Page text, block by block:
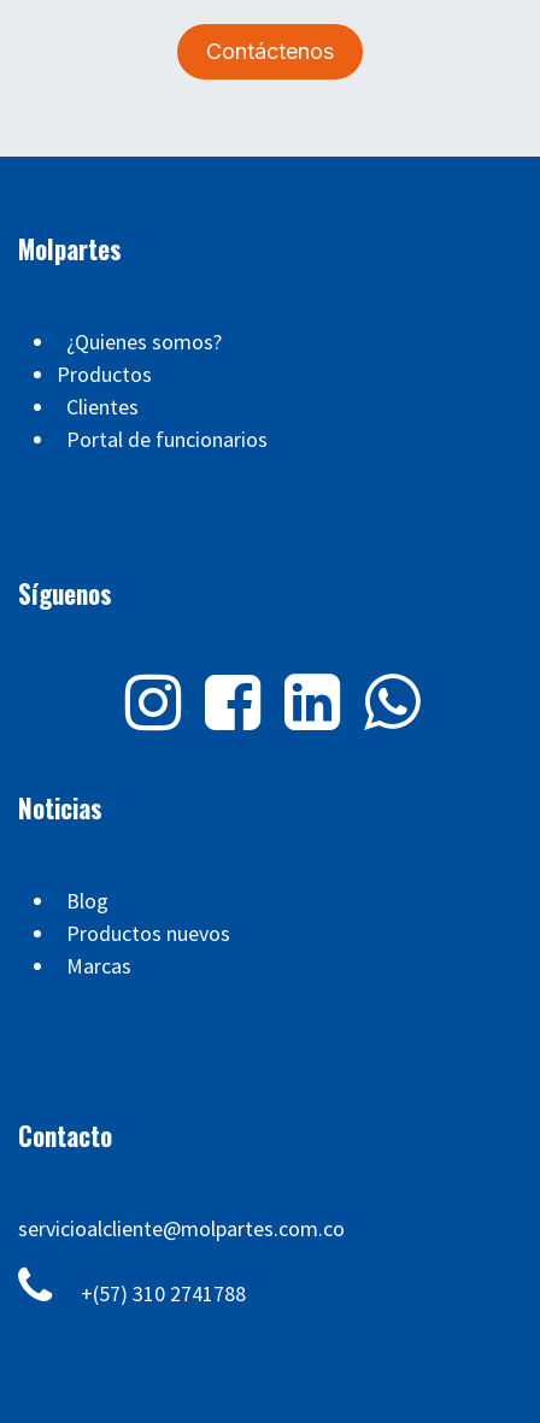
Contáctenos
Molpartes
¿Quienes somos?
Productos
Clientes
Portal de funcionarios
Síguenos
Noticias
Blog
Productos nuevos
Marcas
Contacto
servicioalcliente@molpartes.com.co
+(57) 310 2741788